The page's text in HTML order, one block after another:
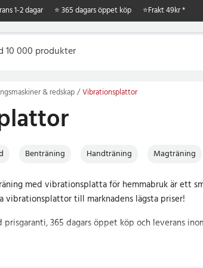
1-2 dagar ⭐ 365 dagars öppet köp ⭐Frakt 49kr *
& redskap Vibrationsplattor
Benträning Handträning Magträning
med vibrationsplatta för hemmabruk är ett
vibrationsplattor till marknadens lägsta priser!
prisgaranti, 365 dagars öppet köp och leverans